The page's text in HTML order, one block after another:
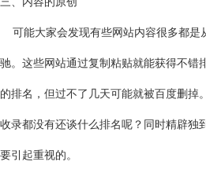
可能大家会发现有些网站内容很多都是
驰。这些网站通过复制粘贴就能获得不错
的排名，但过不了几天可能就被百度删
收录都没有还谈什么排名呢？同时精辟独
要引起重视的。